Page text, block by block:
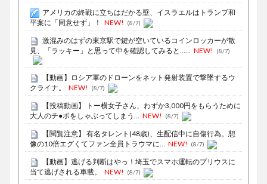
アメリカの終戦に立ちはだかる壁、イスラエルはトランプ和
平案に「同意せず」！
NEW! (8/7)
激混みのはずの東京駅で鍵が空いているコインロッカーが散
見、「ラッキー」と思って中を確認してみると…… NEW! (8/7)
【動画】ロシア軍のドローンをネット発射装置で撃墜するウ
クライナ。
NEW! (8/7)
【投稿動画】 トー横女子さん、わずか3,000円をもらうために
大人のチ●ポをしゃぶってしまう…
NEW! (8/7)
【閲覧注意】 有名タレント(48歳)、生配信中に自傷行為。想
像の10倍エグくてファン全員トラウマに…
NEW! (8/7)
【動画】逃げる判断はやっ！埼玉でスマホ運転のプリウスに
当て逃げされる車載。
NEW! (8/7)